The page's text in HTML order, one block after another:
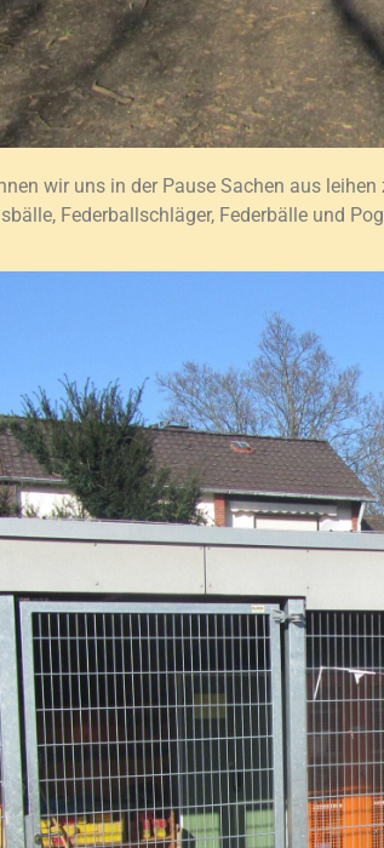
wir uns in der Pause Sachen aus
Federballschläger, Federbälle und